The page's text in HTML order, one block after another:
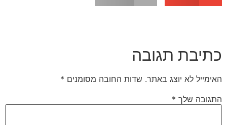
תגובה
לא יוצג באתר. שדות החובה מסומנים*
שלך*